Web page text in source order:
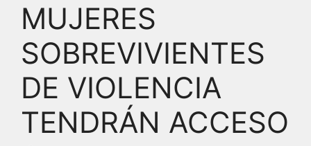
MUJERES
SOBREVIVIENTES
DE VIOLENCIA
TENDRÁN ACCESO